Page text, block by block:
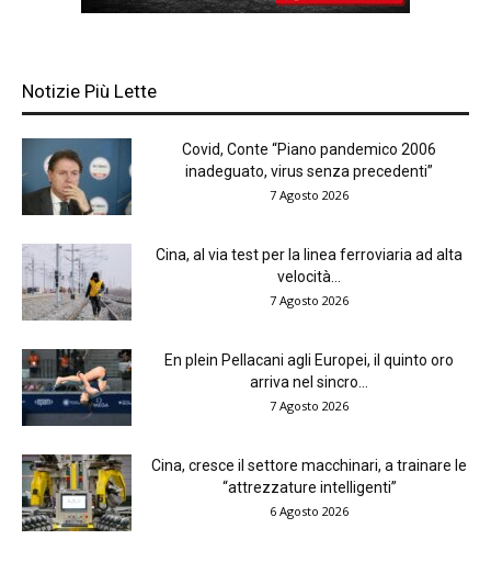
Notizie Più Lette
Covid, Conte “Piano pandemico 2006
inadeguato, virus senza precedenti”
7 Agosto 2026
Cina, al via test per la linea ferroviaria ad alta
velocità...
7 Agosto 2026
En plein Pellacani agli Europei, il quinto oro
arriva nel sincro...
7 Agosto 2026
Cina, cresce il settore macchinari, a trainare le
“attrezzature intelligenti”
6 Agosto 2026